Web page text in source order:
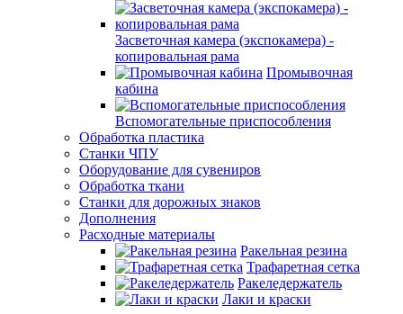
Засветочная камера (экспокамера) -
копировальная рама
Промывочная
кабина
Вспомогательные приспособления
Обработка пластика
Станки ЧПУ
Оборудование для сувениров
Обработка ткани
Станки для дорожных знаков
Дополнения
Расходные материалы
Ракельная резина
Трафаретная сетка
Ракеледержатель
Лаки и краски